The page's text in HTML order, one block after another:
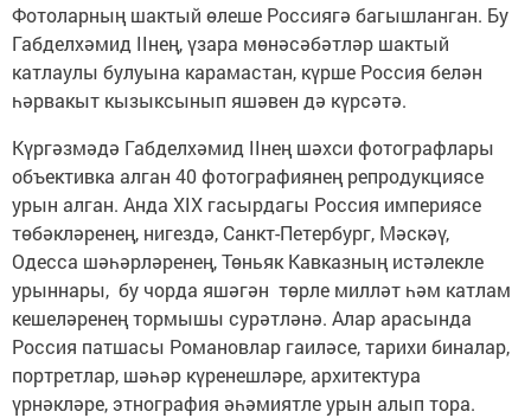
Фотоларның шактый өлеше Россиягә багышланган. Бу
Габделхәмид IIнең, үзара мөнәсәбәтләр шактый
катлаулы булуына карамастан, күрше Россия белән
һәрвакыт кызыксынып яшәвен дә күрсәтә.
Күргәзмәдә Габделхәмид ІІ­нең шәхси фотографлары
объективка алган 40 фотографиянең репродукциясе
урын алган. Анда XIX гасырдагы Россия империясе
төбәкләренең, нигездә, Санкт-Петербург, Мәскәү,
Одесса шәһәрләренең, Төньяк Кавказның истәлекле
урыннары, бу чорда яшәгән төрле милләт һәм катлам
кешеләренең тормышы сурәтләнә. Алар арасында
Россия патшасы Романовлар гаиләсе, тарихи биналар,
портретлар, шәһәр күренешләре, архитектура
үрнәкләре, этнография әһәмиятле урын алып тора.